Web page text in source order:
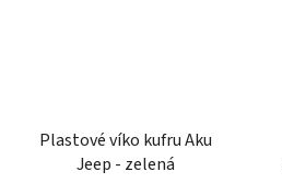
Plastové víko kufru Aku
Jeep - zelená